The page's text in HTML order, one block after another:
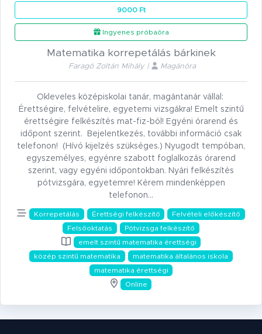
9000 Ft
Ingyenes próbaóra
Matematika korrepetálás bárkinek
Faragó Zoltán Mihály | Magánóra
Okleveles középiskolai tanár, magántanár vállal:
Érettségire, felvételire, egyetemi vizsgákra! Emelt szintű
érettségire felkészítés mat-fiz-ból! Egyéni órarend és
időpont szerint. Bejelentkezés, további információ csak
telefonon! (Hívó kijelzés szükséges.) Nyugodt tempóban,
egyszemélyes, egyénre szabott foglalkozás órarend
szerint, vagy egyéni időpontokban. Nyári felkészítés
pótvizsgára, egyetemre! Kérem mindenképpen
telefonon…
Korrepetálás Érettségi felkészítő
Felvételi előkészítő
Felsőoktatás
Pótvizsga felkészítő
emelt szintű matematika érettségi
közép szintű matematika
matematika általános iskola
matematika érettségi
Online